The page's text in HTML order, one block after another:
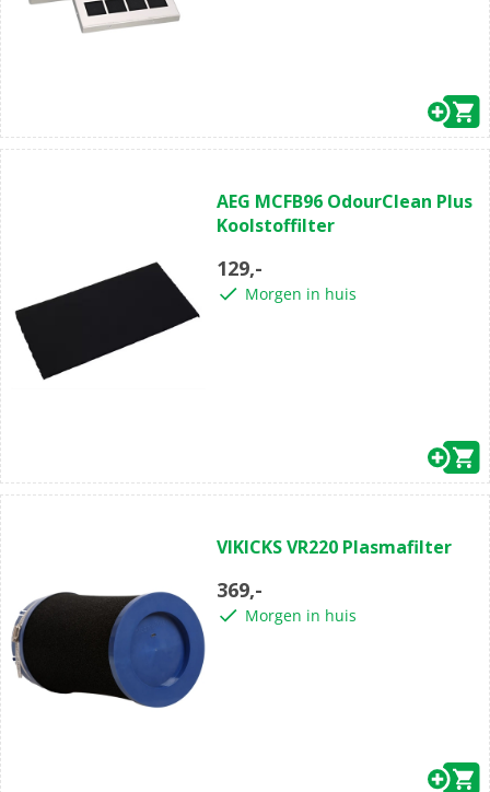
AEG MCFB96 OdourClean Plus
Koolstoffilter
129,-
Morgen in huis
VIKICKS VR220 Plasmafilter
369,-
Morgen in huis